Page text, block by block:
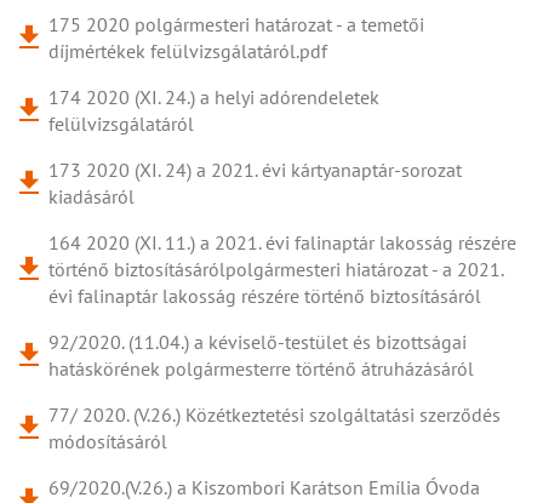
175 2020 polgármesteri határozat - a temetői
díjmértékek felülvizsgálatáról.pdf
174 2020 (XI. 24.) a helyi adórendeletek
felülvizsgálatáról
173 2020 (XI. 24) a 2021. évi kártyanaptár-sorozat
kiadásáról
164 2020 (XI. 11.) a 2021. évi falinaptár lakosság részére
történő biztosításárólpolgármesteri hiatározat - a 2021.
évi falinaptár lakosság részére történő biztosításáról
92/2020. (11.04.) a kéviselő-testület és bizottságai
hatáskörének polgármesterre történő átruházásáról
77/ 2020. (V.26.) Közétkeztetési szolgáltatási szerződés
módosításáról
69/2020.(V.26.) a Kiszombori Karátson Emília Óvoda